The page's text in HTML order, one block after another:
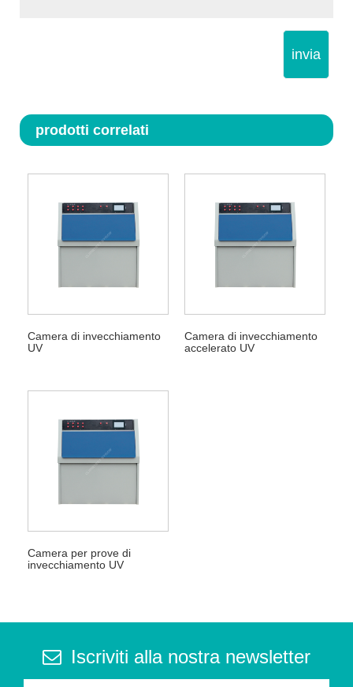
invia
prodotti correlati
Camera di invecchiamento
UV
Camera di invecchiamento
accelerato UV
Camera per prove di
invecchiamento UV
Iscriviti alla nostra newsletter